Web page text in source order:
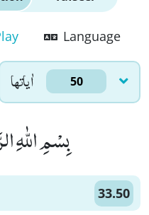
Language
اٰياتها 50
بِسْمِ اللّٰهِ
33.50